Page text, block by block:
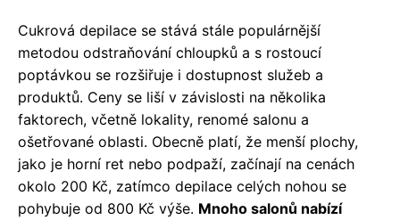
Cukrová depilace se stává stále populárnější
metodou odstraňování chloupků a s rostoucí
poptávkou se rozšiřuje i dostupnost služeb a
produktů. Ceny se liší v závislosti na několika
faktorech, včetně lokality, renomé salonu a
ošetřované oblasti. Obecně platí, že menší plochy,
jako je horní ret nebo podpaží, začínají na cenách
okolo 200 Kč, zatímco depilace celých nohou se
pohybuje od 800 Kč výše. Mnoho salonů nabízí